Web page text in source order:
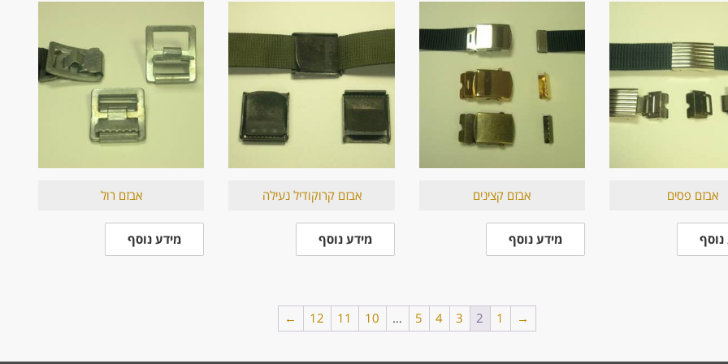
אבזם פסים
נוסף
אבזם קצינים
מידע נוסף
אבזם קרוקודיל נעילה
מידע נוסף
אבזם רול
מידע נוסף
→
1
2
3
4
5
…
10
11
12
←